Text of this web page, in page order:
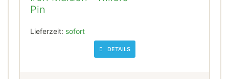
Pin
Lieferzeit: sofort
DETAILS